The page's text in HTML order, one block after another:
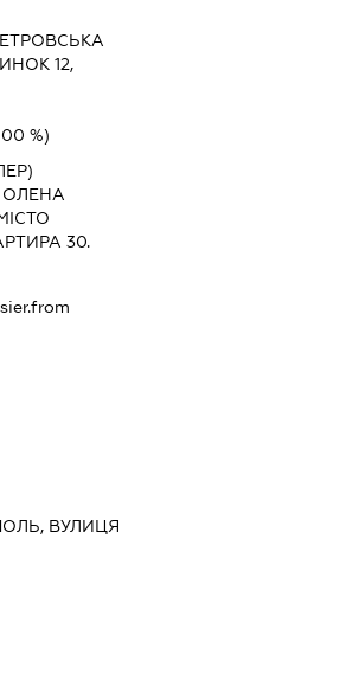
12,
%)
30.
ВУЛИЦЯ